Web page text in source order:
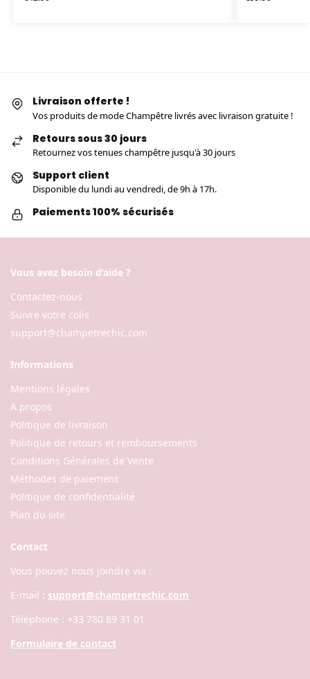
Livraison offerte !
Vos produits de mode Champêtre livrés avec livraison gratuite !
Retours sous 30 jours
Retournez vos tenues champêtre jusqu'à 30 jours
Support client
Disponible du lundi au vendredi, de 9h à 17h.
Paiements 100% sécurisés
Vous avez besoin d’aide ?
Contactez-nous
Suivre votre colis
support@champetrechic.com
Informations
Mentions légales
A propos
Politique de livraison
Politique de retours et remboursements
Conditions Générales de Vente
Méthodes de paiement
Politique de confidentialité
Plan du site
Contact
Vous pouvez nous joindre via :
E-mail : support@champetrechic.com
Téléphone : +33 780 89 31 01
Formulaire de contact